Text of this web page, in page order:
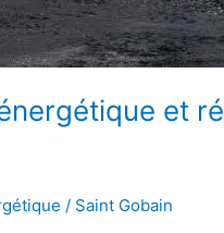
et
/ Saint Gobain